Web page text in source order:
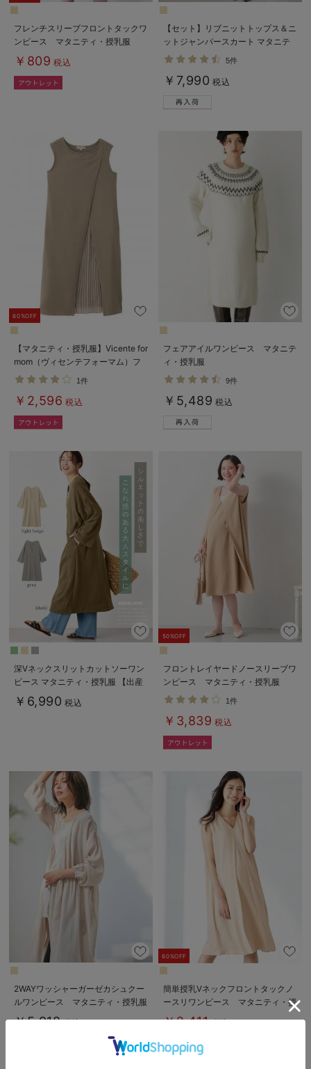
フレンチスリーブフロントタックワ
ンピース マタニティ・授乳服
￥809 税込
【セット】リブニットトップス＆ニ
ットジャンパースカート マタニテ
ィ・授乳服 【出産後も長く使え
5件
￥7,990 税込
60%OFF
【マタニティ・授乳服】Vicente for
mom（ヴィセンテフォーマム）フ
ロントプリーツワンピース【出産後
1件
￥2,596 税込
フェアアイルワンピース マタニテ
ィ・授乳服
9件
￥5,489 税込
深Vネックスリットカットソーワン
ピース マタニティ・授乳服 【出産
後も長く使える】
￥6,990 税込
50%OFF
フロントレイヤードノースリーブワ
ンピース マタニティ・授乳服
1件
￥3,839 税込
2WAYワッシャーガーゼカシュクー
ルワンピース マタニティ・授乳服
【出産後も長く使える】
￥5,918税込
60%OFF
簡単授乳Vネックフロントタックノ
ースリワンピース マタニティ・授
乳服【出産後も長く使える】
￥2,411税込